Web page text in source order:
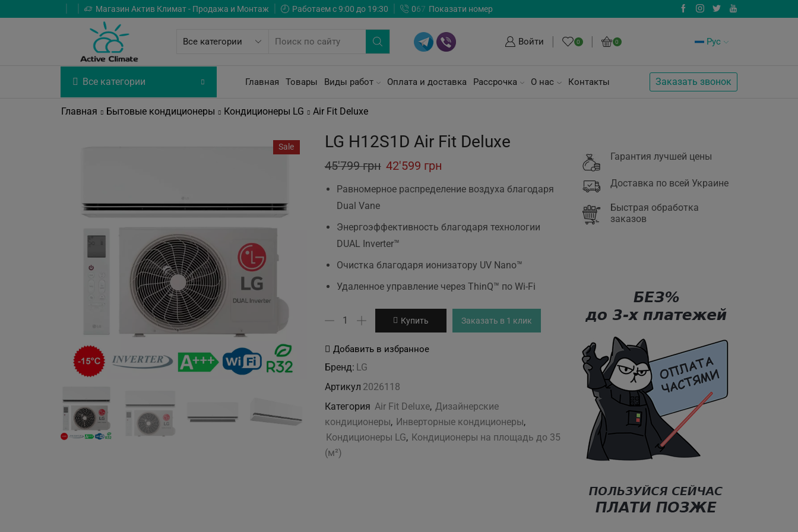
Магазин Актив Климат - Продажа и Монтаж Работаем с 9:00 до 19:30 067 Показати номер
Войти 0 0 Рус
Все категории Главная Товары Виды работ Оплата и доставка Рассрочка О нас Контакты Заказать звонок
Главная Бытовые кондиционеры Кондиционеры LG Air Fit Deluxe
Sale LG H12S1D Air Fit Deluxe
45'799грн Original
price
45'799 грн.
42'599 грн
price
42'599 грн.
Равномерное распределение воздуха благодаря
Dual Vane
Энергоэффективность благодаря технологии
DUAL Inverter™
Очистка благодаря ионизатору UV Nano™
Удаленное управление через ThinQ™ по Wi-Fi
Количество
LG
H12S1D
Fit
Deluxe
Купить Заказать в 1 клик
Добавить в избранное
Бренд: LG
Артикул 2026118
Категория Air Fit Deluxe, Дизайнерские
кондиционеры, Инверторные кондиционеры,
Кондиционеры LG, Кондиционеры на площадь до 35
(м²)
Гарантия лучшей цены
Доставка по всей Украине
Быстрая обработка
заказов